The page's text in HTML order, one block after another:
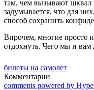
там, чем вызывают шквал
задумывается, что для
способ сохранить
Впрочем, многие просто
отдохнуть. Чего мы и вам
билеты на самолет
Комментарии
comments powered by